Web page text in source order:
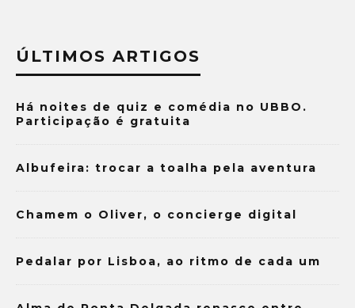
ÚLTIMOS ARTIGOS
Há noites de quiz e comédia no UBBO.
Participação é gratuita
Albufeira: trocar a toalha pela aventura
Chamem o Oliver, o concierge digital
Pedalar por Lisboa, ao ritmo de cada um